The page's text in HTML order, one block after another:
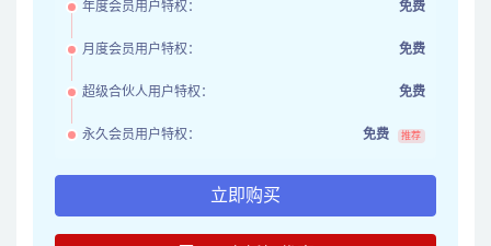
年度会员用户特权： 免费
月度会员用户特权： 免费
超级合伙人用户特权： 免费
永久会员用户特权： 免费 推荐
立即购买